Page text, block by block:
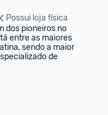
Possui loja física
dos pioneiros no
entre as maiores
sendo a maior
de